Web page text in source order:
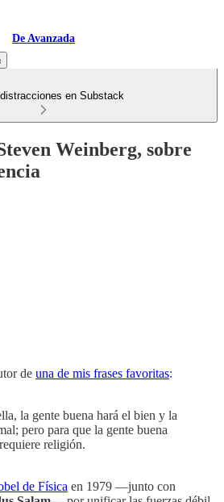
De Avanzada
en Substack
Weinberg, sobre
de una de mis frases favoritas:
la gente buena hará el bien y la
pero para que la gente buena
religión.
de Física en 1979 —junto con